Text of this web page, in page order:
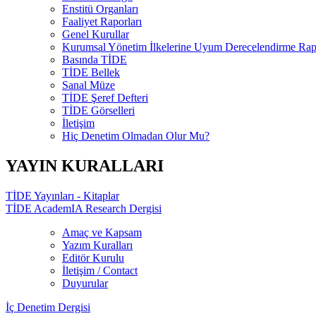
Enstitü Organları
Faaliyet Raporları
Genel Kurullar
Kurumsal Yönetim İlkelerine Uyum Derecelendirme
Basında TİDE
TİDE Bellek
Sanal Müze
TİDE Şeref Defteri
TİDE Görselleri
İletişim
Hiç Denetim Olmadan Olur Mu?
YAYIN KURALLARI
TİDE Yayınları - Kitaplar
TİDE AcademIA Research Dergisi
Amaç ve Kapsam
Yazım Kuralları
Editör Kurulu
İletişim / Contact
Duyurular
İç Denetim Dergisi